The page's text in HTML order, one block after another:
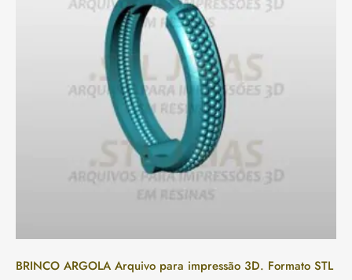
BRINCO ARGOLA Arquivo para impressão 3D. Formato STL